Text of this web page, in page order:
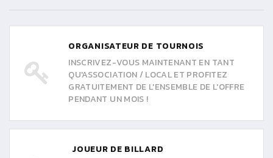
ORGANISATEUR DE TOURNOIS
INSCRIVEZ-VOUS MAINTENANT EN TANT
QU'ASSOCIATION / LOCAL ET PROFITEZ
GRATUITEMENT DE L'ENSEMBLE DE L'OFFRE
PENDANT UN MOIS !
JOUEUR DE BILLARD